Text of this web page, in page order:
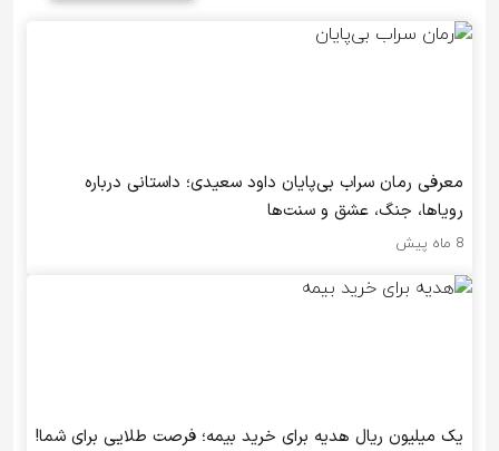
معرفی رمان سراب بی‌پایان داود سعیدی؛ داستانی درباره
رویاها، جنگ، عشق و سنت‌ها
8 ماه پیش
یک میلیون ریال هدیه برای خرید بیمه؛ فرصت طلایی برای شما!